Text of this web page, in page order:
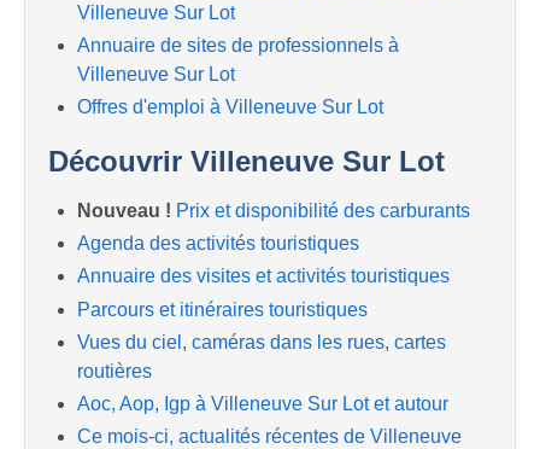
Villeneuve Sur Lot
Annuaire de sites de professionnels à
Villeneuve Sur Lot
Offres d'emploi à Villeneuve Sur Lot
Découvrir Villeneuve Sur Lot
Nouveau ! Prix et disponibilité des carburants
Agenda des activités touristiques
Annuaire des visites et activités touristiques
Parcours et itinéraires touristiques
Vues du ciel, caméras dans les rues, cartes
routières
Aoc, Aop, Igp à Villeneuve Sur Lot et autour
Ce mois-ci, actualités récentes de Villeneuve